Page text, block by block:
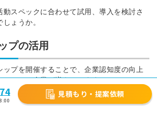
動スペックに合わせて試用、導入を検討さ
ょうか。
プの活用
ップを開催することで、企業認知度の向上
てている企業が増えています。
、ユニークな内容×参加型にすることで、
理解が深まったり、社員との交流を通して
見積もり・提案依頼